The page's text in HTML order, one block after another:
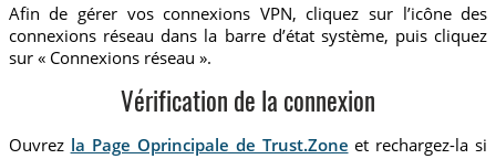
Afin de gérer vos connexions VPN, cliquez sur l’icône des
connexions réseau dans la barre d’état système, puis cliquez
sur « Connexions réseau ».
Vérification de la connexion
Ouvrez la Page Oprincipale de Trust.Zone et rechargez-la si